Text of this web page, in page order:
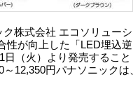
株式会社 エコソリューシ
性が向上した「LED埋込逆
（火）より発売すること
12,350円パナソニックは、